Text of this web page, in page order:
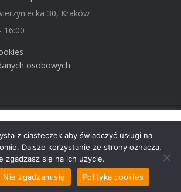
30, Kraków
16:00
osobowych
Group TEST Human Resources ©
2025
ze strony wyrażasz zgodę na używanie
z aktualnymi ustawieniami przeglądarki.
się więcej
Akceptuję
z ciasteczek aby świadczyć usługi na
Dalsze korzystanie ze strony oznacza,
zgadzasz się na ich użycie.
Nie zgadzam się Polityka cookies